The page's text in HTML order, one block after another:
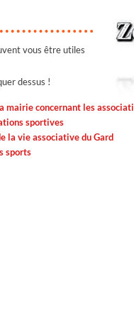
vous être utiles
dessus !
mairie concernant les
sportives
la vie associative du Gard
sports